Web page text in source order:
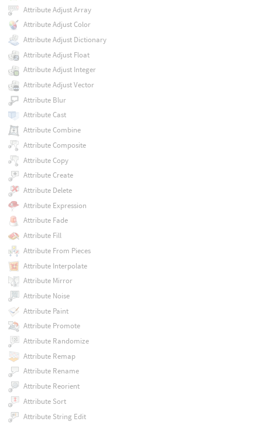
Attribute Adjust Array
Attribute Adjust Color
Attribute Adjust Dictionary
Attribute Adjust Float
Attribute Adjust Integer
Attribute Adjust Vector
Attribute Blur
Attribute Cast
Attribute Combine
Attribute Composite
Attribute Copy
Attribute Create
Attribute Delete
Attribute Expression
Attribute Fade
Attribute Fill
Attribute From Pieces
Attribute Interpolate
Attribute Mirror
Attribute Noise
Attribute Paint
Attribute Promote
Attribute Randomize
Attribute Remap
Attribute Rename
Attribute Reorient
Attribute Sort
Attribute String Edit